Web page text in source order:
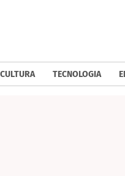
CULTURA TECNOLOGIA